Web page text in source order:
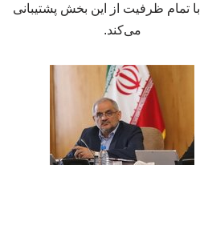
تمام ظرفیت از این بخش پشتیبانی
می‌کند.